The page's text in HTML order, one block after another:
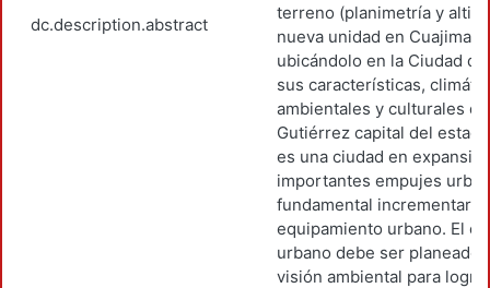
dc.description.abstract
terreno (planimetría y
nueva unidad en
ubicándolo en la Ciudad
sus características,
ambientales y culturales
Gutiérrez capital del
es una ciudad en
importantes empujes
fundamental incrementar el
equipamiento urbano. El
urbano debe ser planeado
visión ambiental para